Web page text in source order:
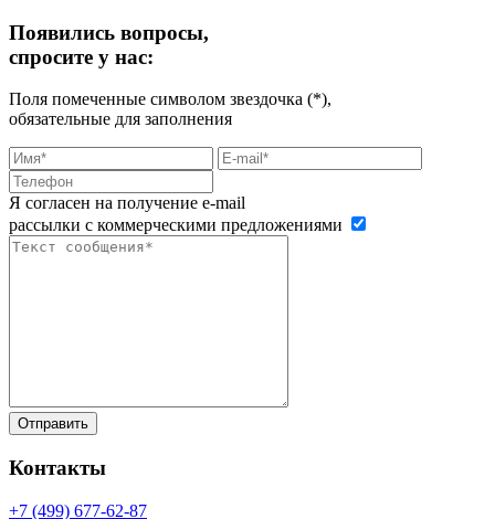
Появились вопросы,
спросите у нас:
Поля помеченные символом звездочка (*),
обязательные для заполнения
Я согласен на получение e-mail
рассылки с коммерческими предложениями
Контакты
+7 (499) 677-62-87